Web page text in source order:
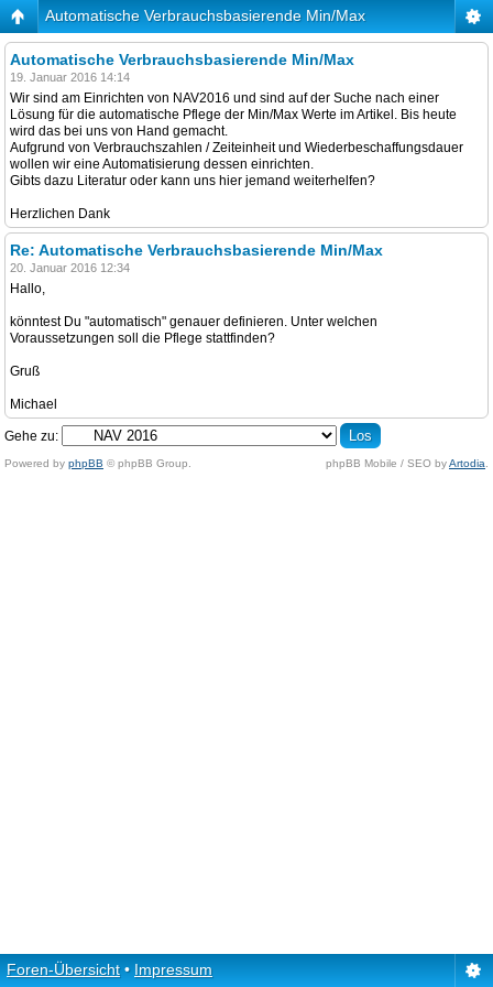
Automatische Verbrauchsbasierende Min/Max
Automatische Verbrauchsbasierende Min/Max
19. Januar 2016 14:14
Wir sind am Einrichten von NAV2016 und sind auf der Suche nach einer
Lösung für die automatische Pflege der Min/Max Werte im Artikel. Bis heute
wird das bei uns von Hand gemacht.
Aufgrund von Verbrauchszahlen / Zeiteinheit und Wiederbeschaffungsdauer
wollen wir eine Automatisierung dessen einrichten.
Gibts dazu Literatur oder kann uns hier jemand weiterhelfen?
Herzlichen Dank
Re: Automatische Verbrauchsbasierende Min/Max
20. Januar 2016 12:34
Hallo,
könntest Du "automatisch" genauer definieren. Unter welchen
Voraussetzungen soll die Pflege stattfinden?
Gruß
Michael
Gehe zu:
Powered by phpBB © phpBB Group. phpBB Mobile / SEO byArtodia
Foren-Übersicht• Impressum